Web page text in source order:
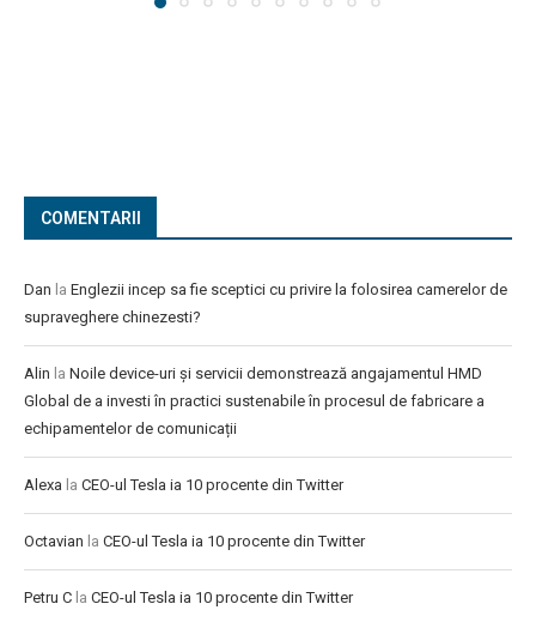
COMENTARII
Dan la Englezii incep sa fie sceptici cu privire la folosirea camerelor de
supraveghere chinezesti?
Alin la Noile device-uri și servicii demonstrează angajamentul HMD
Global de a investi în practici sustenabile în procesul de fabricare a
echipamentelor de comunicații
Alexa la CEO-ul Tesla ia 10 procente din Twitter
Octavian la CEO-ul Tesla ia 10 procente din Twitter
Petru C la CEO-ul Tesla ia 10 procente din Twitter